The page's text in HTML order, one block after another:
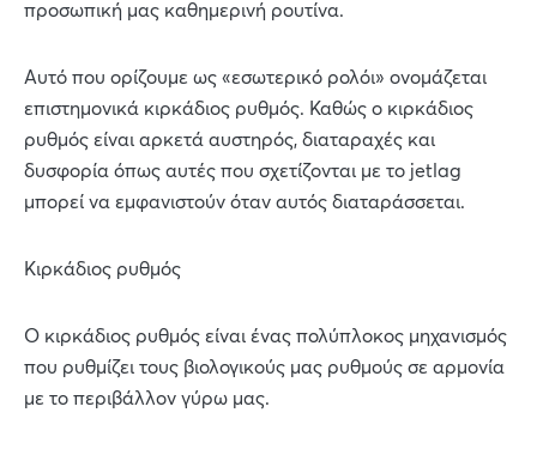
προσωπική μας καθημερινή ρουτίνα.
Αυτό που ορίζουμε ως «εσωτερικό ρολόι» ονομάζεται
επιστημονικά κιρκάδιος ρυθμός. Καθώς ο κιρκάδιος
ρυθμός είναι αρκετά αυστηρός, διαταραχές και
δυσφορία όπως αυτές που σχετίζονται με το jetlag
μπορεί να εμφανιστούν όταν αυτός διαταράσσεται.
Κιρκάδιος ρυθμός
Ο κιρκάδιος ρυθμός είναι ένας πολύπλοκος μηχανισμός
που ρυθμίζει τους βιολογικούς μας ρυθμούς σε αρμονία
με το περιβάλλον γύρω μας.